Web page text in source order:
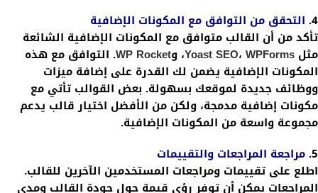
4. التحقق من التوافق مع المكونات الإضافية
تأكد من أن القالب متوافق مع المكونات الإضافية الشائعة
مثل
Yoast SEO، WPForms ، وWP Rocket. التوافق مع هذه
المكونات الإضافية يضمن لك القدرة على إضافة ميزات
ووظائف جديدة لموقعك بسهولة. بعض القوالب تأتي مع
مكونات إضافية مدمجة، ولكن من الأفضل اختيار قالب يدعم
مجموعة واسعة من المكونات الإضافية.
5. مراجعة المراجعات والتقييمات
اطلع على تقييمات ومراجعات المستخدمين الآخرين للقالب.
المراجعات يمكن أن توفر رؤى قيمة حول جودة القالب ومدى